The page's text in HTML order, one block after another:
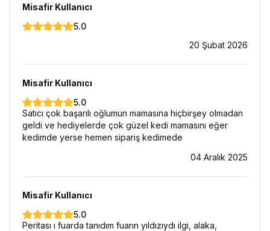
Misafir Kullanıcı
5.0
20 Şubat 2026
Misafir Kullanıcı
5.0
Satıcı çok başarılı oğlumun mamasına hiçbirşey olmadan
geldi ve hediyelerde çok güzel kedi mamasını eğer
kedimde yerse hemen sipariş kedimede
04 Aralık 2025
Misafir Kullanıcı
5.0
Peritası ı fuarda tanıdım fuarın yıldızıydı ilgi, alaka,